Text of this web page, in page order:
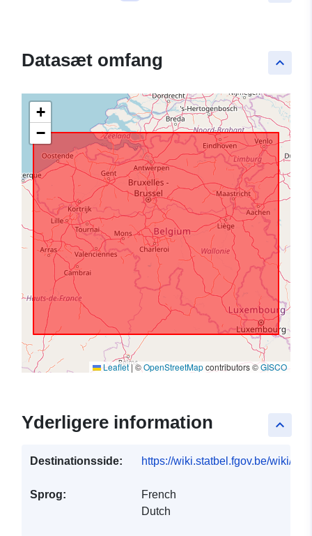
keyboard_arrow_up
Datasæt omfang
+
−
Leaflet|©OpenStreetMapcontributors ©GISCO
keyboard_arrow_up
Yderligere information
Destinationsside: https://wiki.statbel.fgov.be/wiki/
Sprog:
French
Dutch